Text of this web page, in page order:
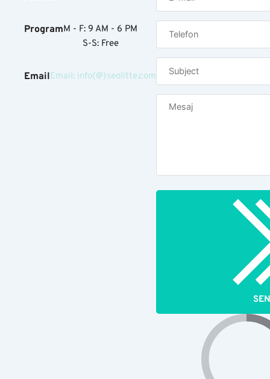
ProgramM - F: 9 AM - 6 PM
S-S: Free
EmailEmail: info{@}seolitte.com